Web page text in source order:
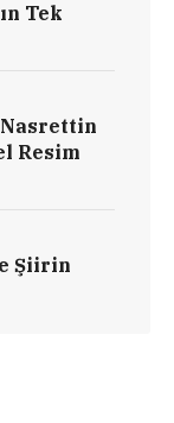
Tek
Resim
Şiirin